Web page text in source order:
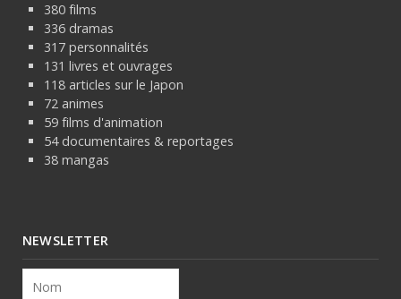
380 films
336 dramas
317 personnalités
131 livres et ouvrages
118 articles sur le Japon
72 animes
59 films d'animation
54 documentaires & reportages
38 mangas
NEWSLETTER